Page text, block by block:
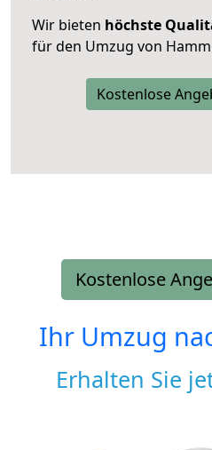
Wir bieten höchste
für den Umzug von
Kostenlose
Kostenlose
Ihr Umzug
Erhalten Sie